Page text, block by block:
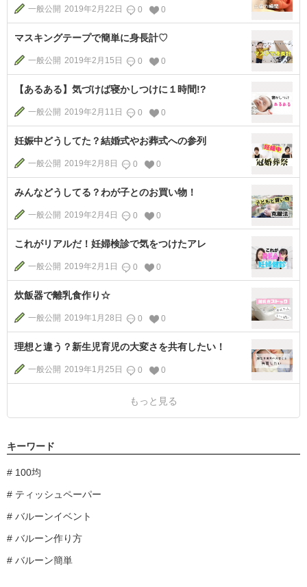
一般公開 2019年2月22日 0 0
マスキングテープで簡単に身長計♡
一般公開 2019年2月15日 0 0
【あるある】気づけば寝かしつけに１時間!?
一般公開 2019年2月11日 0 0
妊娠中どうしてた？結婚式やお葬式への参列
一般公開 2019年2月8日 0 0
みんなどうしてる？わが子とのお買い物！
一般公開 2019年2月4日 0 0
これがリアルだ！妊婦検診で気をつけたアレ
一般公開 2019年2月1日 0 0
炊飯器で離乳食作り☆
一般公開 2019年1月28日 0 0
理想と違う？新生児育児の大変さを共有したい！
一般公開 2019年1月25日 0 0
もっと見る
キーワード
100均
ティッシュペーパー
バルーンイベント
バルーン作り方
バルーン簡単